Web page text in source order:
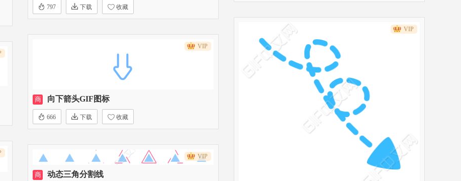
797 下载 收藏
VIP
VIP
商 向下箭头GIF图标
666 下载 收藏
VIP
商 动态三角分割线